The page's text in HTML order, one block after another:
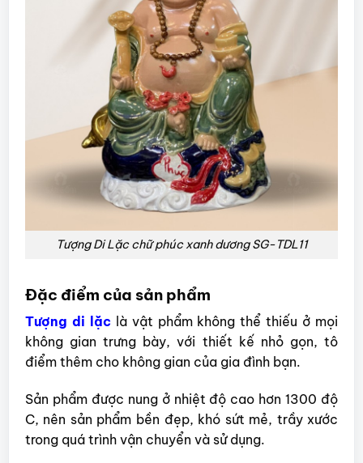
Tượng Di Lặc chữ phúc xanh dương SG-TDL11
Đặc điểm của sản phẩm
Tượng di lặc là vật phẩm không thể thiếu ở mọi
không gian trưng bày, với thiết kế nhỏ gọn, tô
điểm thêm cho không gian của gia đình bạn.
Sản phẩm được nung ở nhiệt độ cao hơn 1300 độ
C, nên sản phẩm bền đẹp, khó sứt mẻ, trầy xước
trong quá trình vận chuyển và sử dụng.